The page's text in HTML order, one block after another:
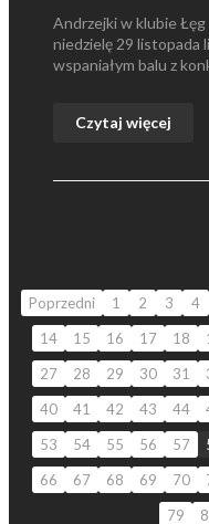
Andrzejki w klubie
niedzielę 29 listopada
wspaniałym balu z
Czytaj więcej
Poprzedni 1 2 3 4
14
15 16 17 18
27
28 29 30 31
40
41 42 43 44
53
54 55 56 57
66
67 68 69 70
79